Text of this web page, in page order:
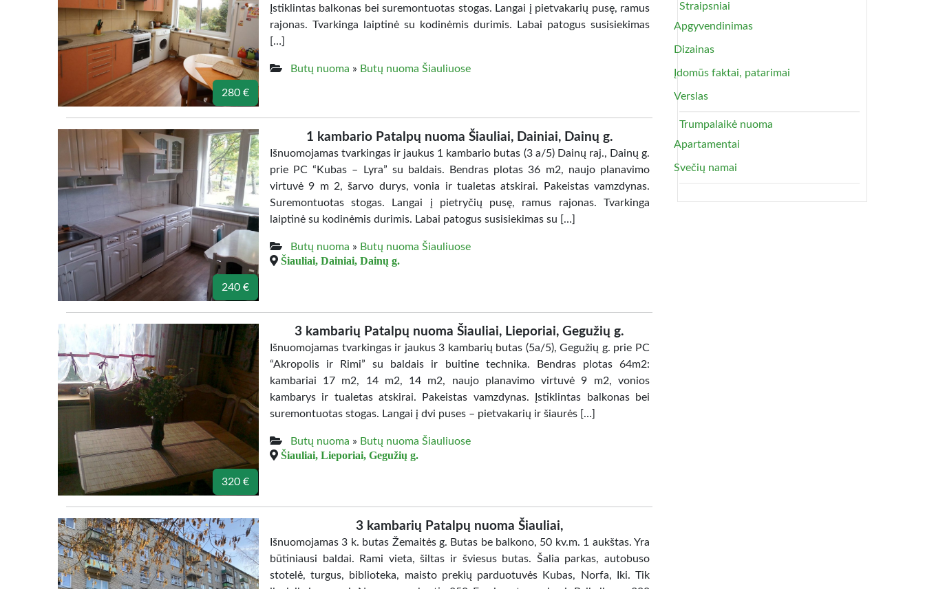
280 €
Įstiklintas balkonas bei suremontuotas stogas. Langai į pietvakarių pusę, ramus
rajonas. Tvarkinga laiptinė su kodinėmis durimis. Labai patogus susisiekimas
[…]
Butų nuoma » Butų nuoma Šiauliuose
240 €
1 kambario Patalpų nuoma Šiauliai, Dainiai, Dainų g.
Išnuomojamas tvarkingas ir jaukus 1 kambario butas (3 a/5) Dainų raj., Dainų g.
prie PC “Kubas – Lyra” su baldais. Bendras plotas 36 m2, naujo planavimo
virtuvė 9 m 2, šarvo durys, vonia ir tualetas atskirai. Pakeistas vamzdynas.
Suremontuotas stogas. Langai į pietryčių pusę, ramus rajonas. Tvarkinga
laiptinė su kodinėmis durimis. Labai patogus susisiekimas su […]
Butų nuoma » Butų nuoma Šiauliuose
Šiauliai, Dainiai, Dainų g.
320 €
3 kambarių Patalpų nuoma Šiauliai, Lieporiai, Gegužių g.
Išnuomojamas tvarkingas ir jaukus 3 kambarių butas (5a/5), Gegužių g. prie PC
“Akropolis ir Rimi” su baldais ir buitine technika. Bendras plotas 64m2:
kambariai 17 m2, 14 m2, 14 m2, naujo planavimo virtuvė 9 m2, vonios
kambarys ir tualetas atskirai. Pakeistas vamzdynas. Įstiklintas balkonas bei
suremontuotas stogas. Langai į dvi puses – pietvakarių ir šiaurės […]
Butų nuoma » Butų nuoma Šiauliuose
Šiauliai, Lieporiai, Gegužių g.
3 kambarių Patalpų nuoma Šiauliai,
Išnuomojamas 3 k. butas Žemaitės g. Butas be balkono, 50 kv.m. 1 aukštas. Yra
būtiniausi baldai. Rami vieta, šiltas ir šviesus butas. Šalia parkas, autobuso
stotelė, turgus, biblioteka, maisto prekių parduotuvės Kubas, Norfa, Iki. Tik
Straipsniai
Apgyvendinimas
Dizainas
Įdomūs faktai, patarimai
Verslas
Trumpalaikė nuoma
Apartamentai
Svečių namai